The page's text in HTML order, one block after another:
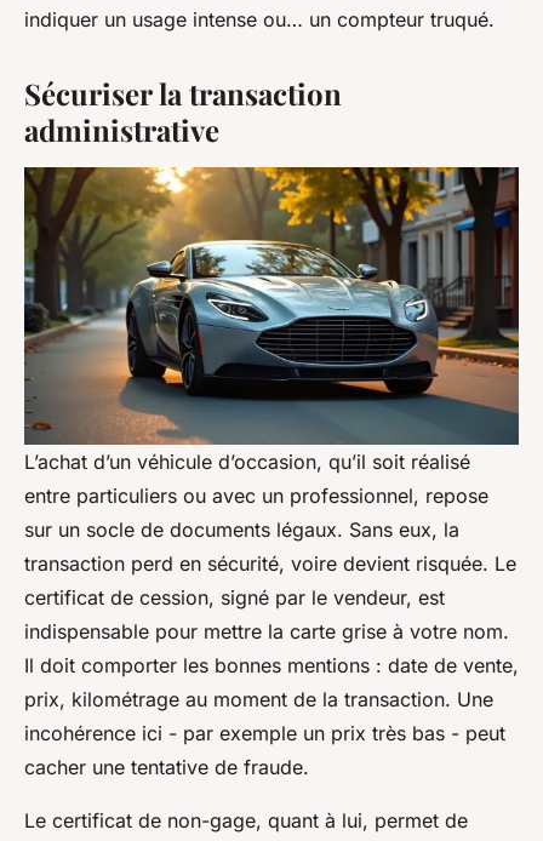
indiquer un usage intense ou… un compteur truqué.
Sécuriser la transaction
administrative
L’achat d’un véhicule d’occasion, qu’il soit réalisé
entre particuliers ou avec un professionnel, repose
sur un socle de documents légaux. Sans eux, la
transaction perd en sécurité, voire devient risquée. Le
certificat de cession, signé par le vendeur, est
indispensable pour mettre la carte grise à votre nom.
Il doit comporter les bonnes mentions : date de vente,
prix, kilométrage au moment de la transaction. Une
incohérence ici - par exemple un prix très bas - peut
cacher une tentative de fraude.
Le certificat de non-gage, quant à lui, permet de